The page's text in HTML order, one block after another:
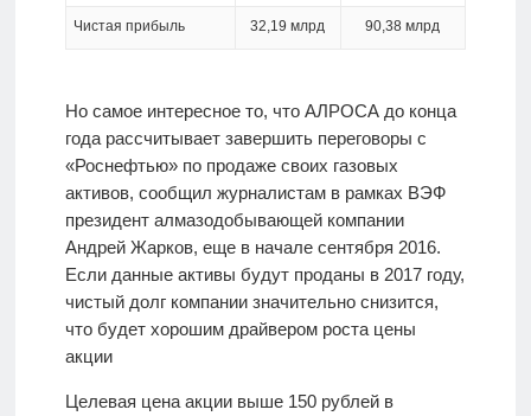
Чистая прибыль 32,19 млрд 90,38 млрд
Но самое интересное то, что АЛРОСА до конца
года рассчитывает завершить переговоры с
«Роснефтью» по продаже своих газовых
активов, сообщил журналистам в рамках ВЭФ
президент алмазодобывающей компании
Андрей Жарков, еще в начале сентября 2016.
Если данные активы будут проданы в 2017 году,
чистый долг компании значительно снизится,
что будет хорошим драйвером роста цены
акции
Целевая цена акции выше 150 рублей в